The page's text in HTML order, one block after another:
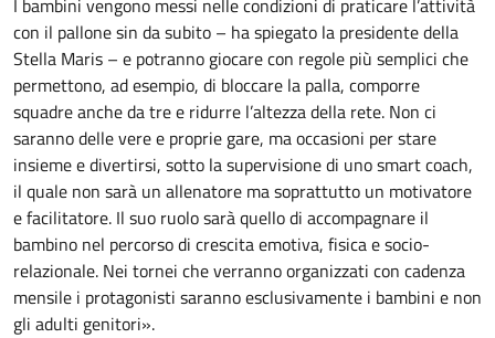
I bambini vengono messi nelle condizioni di praticare l’attività
con il pallone sin da subito – ha spiegato la presidente della
Stella Maris – e potranno giocare con regole più semplici che
permettono, ad esempio, di bloccare la palla, comporre
squadre anche da tre e ridurre l’altezza della rete. Non ci
saranno delle vere e proprie gare, ma occasioni per stare
insieme e divertirsi, sotto la supervisione di uno smart coach,
il quale non sarà un allenatore ma soprattutto un motivatore
e facilitatore. Il suo ruolo sarà quello di accompagnare il
bambino nel percorso di crescita emotiva, fisica e socio-
relazionale. Nei tornei che verranno organizzati con cadenza
mensile i protagonisti saranno esclusivamente i bambini e non
gli adulti genitori».